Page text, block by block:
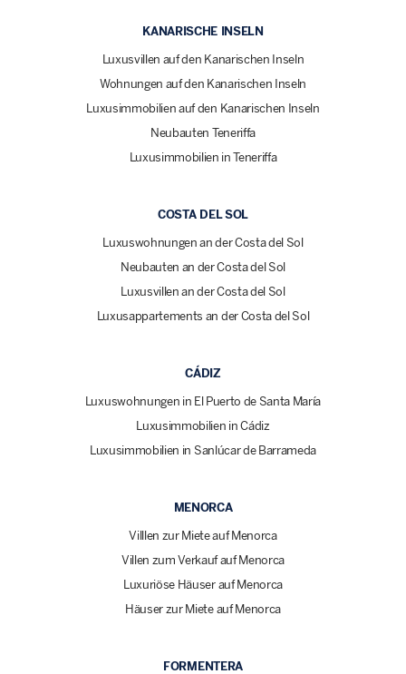
KANARISCHE INSELN
Luxusvillen auf den Kanarischen Inseln
Wohnungen auf den Kanarischen Inseln
Luxusimmobilien auf den Kanarischen Inseln
Neubauten Teneriffa
Luxusimmobilien in Teneriffa
COSTA DEL SOL
Luxuswohnungen an der Costa del Sol
Neubauten an der Costa del Sol
Luxusvillen an der Costa del Sol
Luxusappartements an der Costa del Sol
CÁDIZ
Luxuswohnungen in El Puerto de Santa María
Luxusimmobilien in Cádiz
Luxusimmobilien in Sanlúcar de Barrameda
MENORCA
Villlen zur Miete auf Menorca
Villen zum Verkauf auf Menorca
Luxuriöse Häuser auf Menorca
Häuser zur Miete auf Menorca
FORMENTERA